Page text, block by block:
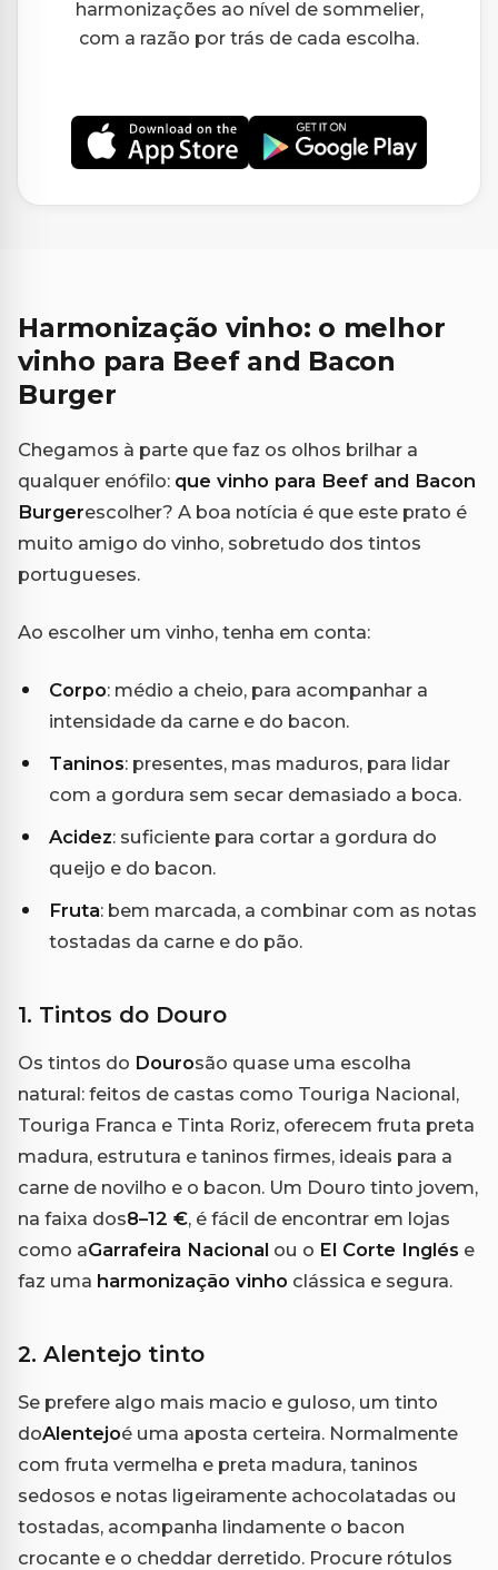
harmonizações ao nível de sommelier,
com a razão por trás de cada escolha.
Harmonização vinho: o melhor
vinho para Beef and Bacon
Burger
Chegamos à parte que faz os olhos brilhar a
qualquer enófilo: que vinho para Beef and Bacon
Burgerescolher? A boa notícia é que este prato é
muito amigo do vinho, sobretudo dos tintos
portugueses.
Ao escolher um vinho, tenha em conta:
Corpo: médio a cheio, para acompanhar a
intensidade da carne e do bacon.
Taninos: presentes, mas maduros, para lidar
com a gordura sem secar demasiado a boca.
Acidez: suficiente para cortar a gordura do
queijo e do bacon.
Fruta: bem marcada, a combinar com as notas
tostadas da carne e do pão.
1. Tintos do Douro
Os tintos do Dourosão quase uma escolha
natural: feitos de castas como Touriga Nacional,
Touriga Franca e Tinta Roriz, oferecem fruta preta
madura, estrutura e taninos firmes, ideais para a
carne de novilho e o bacon. Um Douro tinto jovem,
na faixa dos8–12 €, é fácil de encontrar em lojas
como aGarrafeira Nacional ou o El Corte Inglés e
faz uma harmonização vinho clássica e segura.
2. Alentejo tinto
Se prefere algo mais macio e guloso, um tinto
doAlentejoé uma aposta certeira. Normalmente
com fruta vermelha e preta madura, taninos
sedosos e notas ligeiramente achocolatadas ou
tostadas, acompanha lindamente o bacon
crocante e o cheddar derretido. Procure rótulos